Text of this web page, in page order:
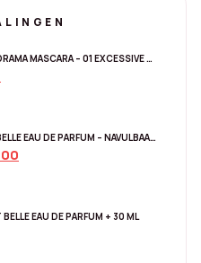
LANCÔME HYPNÔSE DRAMA MASCARA – 01 EXCESSIVE BLACK
LANCÔME LA VIE EST BELLE EAU DE PARFUM – NAVULBAAR 150 ML
EAU DE PARFUM + 30 ML